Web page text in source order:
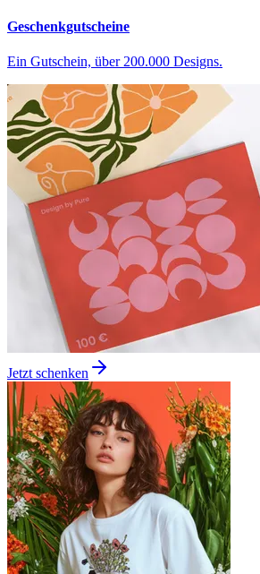
Geschenkgutscheine
Ein Gutschein, über 200.000 Designs.
Jetzt schenken